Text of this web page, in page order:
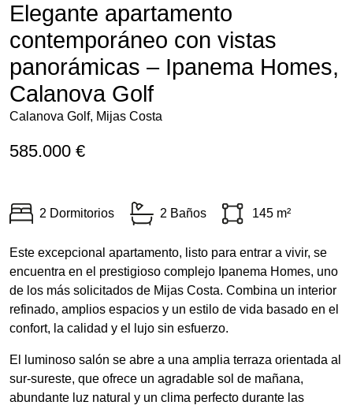
Elegante apartamento
contemporáneo con vistas
panorámicas – Ipanema Homes,
Calanova Golf
Calanova Golf, Mijas Costa
585.000 €
2 Dormitorios 2 Baños 145 m²
Este excepcional apartamento, listo para entrar a vivir, se
encuentra en el prestigioso complejo Ipanema Homes, uno
de los más solicitados de Mijas Costa. Combina un interior
refinado, amplios espacios y un estilo de vida basado en el
confort, la calidad y el lujo sin esfuerzo.
El luminoso salón se abre a una amplia terraza orientada al
sur‑sureste, que ofrece un agradable sol de mañana,
abundante luz natural y un clima perfecto durante las